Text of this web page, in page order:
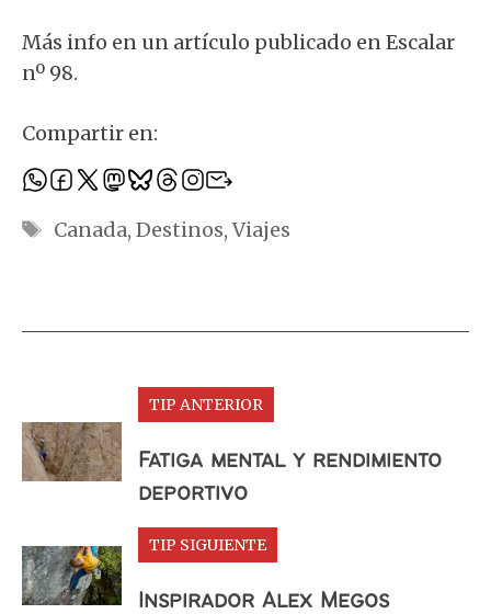
Más info en un artículo publicado en Escalar
nº 98.
Compartir en:
Etiquetas
Canada, Destinos,Viajes
TIP ANTERIOR
Fatiga mental y rendimiento
deportivo
TIP SIGUIENTE
Inspirador Alex Megos